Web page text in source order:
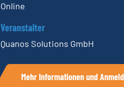
Online
Veranstalter
Quanos Solutions GmbH
Mehr Informationen und